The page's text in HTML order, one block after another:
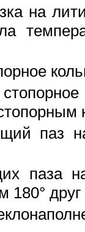
на
паз
паза
180° друг